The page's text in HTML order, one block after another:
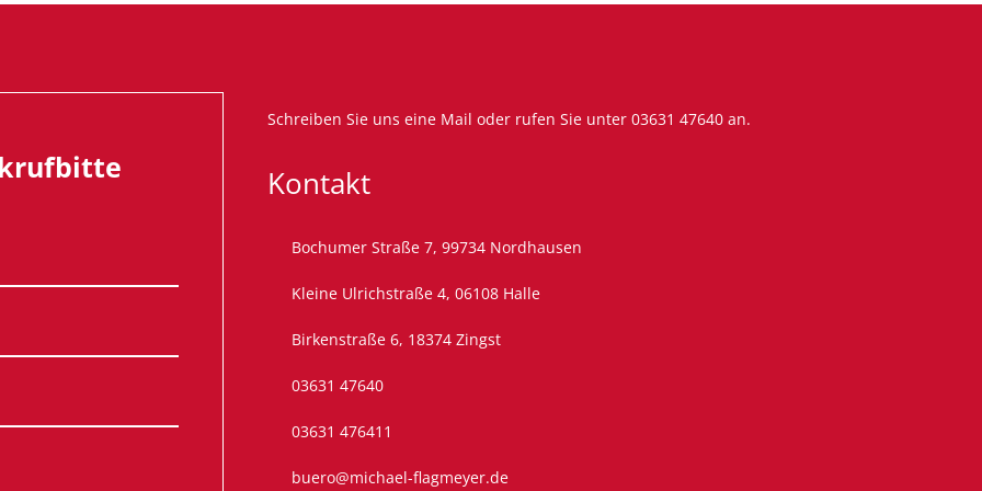
Schreiben Sie uns eine Mail oder rufen Sie unter 03631 47640 an.
Kontakt
Bochumer Straße 7, 99734 Nordhausen
Kleine Ulrichstraße 4, 06108 Halle
Birkenstraße 6, 18374 Zingst
03631 47640
03631 476411
buero@michael-flagmeyer.de